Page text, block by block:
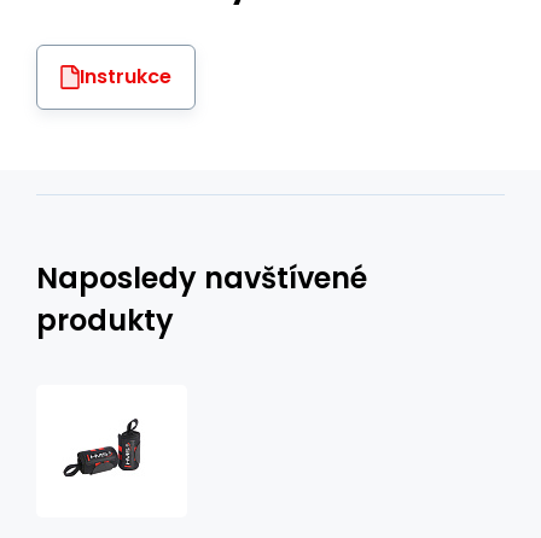
Instrukce
Naposledy navštívené
produkty